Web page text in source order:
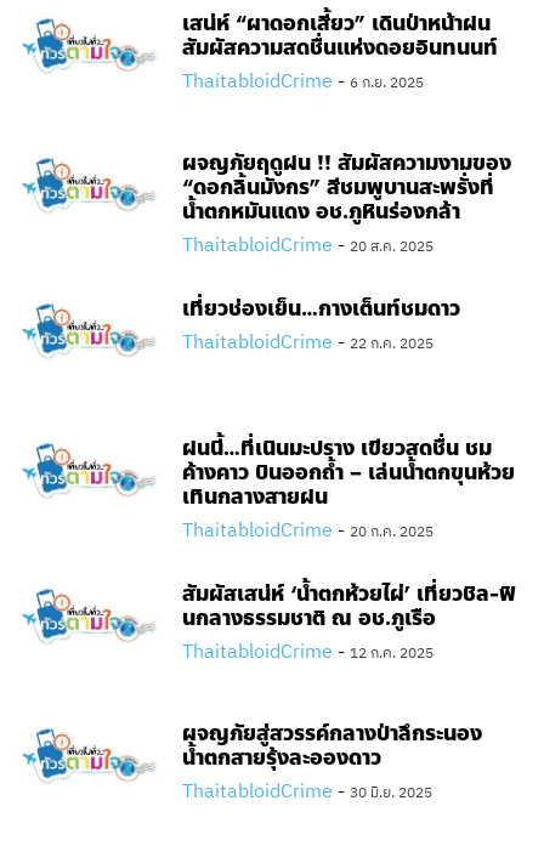
เสน่ห์ “ผาดอกเสี้ยว” เดินป่าหน้าฝน
สัมผัสความสดชื่นแห่งดอยอินทนนท์
ThaitabloidCrime - 6 ก.ย. 2025
ผจญภัยฤดูฝน !! สัมผัสความงามของ
“ดอกลิ้นมังกร” สีชมพูบานสะพรั่งที่
น้ำตกหมันแดง อช.ภูหินร่องกล้า
ThaitabloidCrime - 20 ส.ค. 2025
เที่ยวช่องเย็น…กางเต็นท์ชมดาว
ThaitabloidCrime - 22 ก.ค. 2025
ฝนนี้…ที่เนินมะปราง เขียวสดชื่น ชม
ค้างคาว บินออกถ้ำ – เล่นน้ำตกขุนห้วย
เทินกลางสายฝน
ThaitabloidCrime - 20 ก.ค. 2025
สัมผัสเสน่ห์ ‘น้ำตกห้วยไผ่’ เที่ยวชิล-ฟิ
นกลางธรรมชาติ ณ อช.ภูเรือ
ThaitabloidCrime - 12 ก.ค. 2025
ผจญภัยสู่สวรรค์กลางป่าลึกระนอง
น้ำตกสายรุ้งละอองดาว
ThaitabloidCrime - 30 มิ.ย. 2025